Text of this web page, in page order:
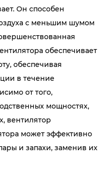
Он способен
с меньшим шумом
обеспечивает
обеспечивая
в течение
от того,
мощностях,
вентилятор
может эффективно
и запахи, заменив их